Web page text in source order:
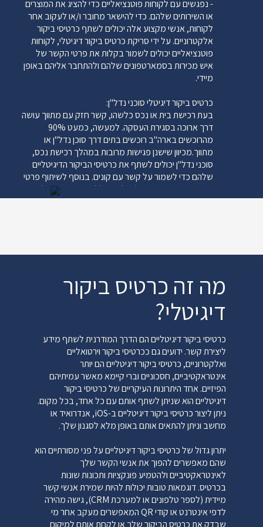
5. מדיה חברתית עמוד אינסטגרם עמוד לינקדאין פרופיל
פייסבוק ערוץ יוטיוב טוויטר חשבון TikTok ועוד. ‍ הצג את
ערוצי המדיה החברתית עם הביצועים הטובים ביותר שלך.
או הפוסטים האחרונים שלך עם כרטיס ביקור דיגיטלי של
Appsoft. ‍
- נפגשים עם לקוחות פוטנציאליים כדי להציג את המוצרים
או השירותים שלהם. כדי להישאר מחובר ו/או לעקוב אחר
לקוחות, אנשי מקצוע אלה יכולים לשתף כרטיסי ביקור
אלקטרוניים. על ידי סריקת כרטיס ביקור דיגיטלי, לקוחות
פוטנציאליים יכולים לשמור בקלות את פרטי הקשר של
איש מכירות בסמארטפונים שלהם ולהתחבר אליהם באופן
מיידי.
כרטיס ביקור דיגיטלי סוכני נדל"ן:
בעת רכישת בית או נכס כלשהו, ​​קשר חזק עם מתווך עושה
דרך ארוכה בסגירת העסקה. למעשה, כמעט 90%
מהרוכשים בארה"ב רוכשים בתים דרך סוכן נדל"ן או
מתווך.מכיוון שישנן פגישות מרובות במהלך רכישת נכס,
סוכני נדל"ן יכולים לשתף את כרטיסי הביקור הדיגיטליים
שלהם כדי לשמור על קשר עם קונים. בנוסף לשיתוף פרטי
התקשרות, מתווכים יכולים לספק ללקוחות פוטנציאליים
מידע נוסף על ידי קישור כרטיסים אלקטרוניים אלה לאתרי
שיידרש. יתרה מכך, חברות שיווק שירותי בריאות יכולות
להשתמש בכרטיסי ביקור אלקטרוניים במקום בכרטיסי
ביקור מסורתיים כדי ליצור קשר מיידי עם נותני חסות וליצור
כרטיס ביקור דיגיטלי לאמנים ויוצרים:
לבסוף, אמנים - צלמים, שחקנים, מוזיקאים - יכולים גם
להשתמש בכרטיסי ביקור דיגיטליים כדי למצוא וללכוד
הזדמנויות חדשות. בכל פעם שאמן נפגש עם לקוח
פוטנציאלי, הוא יכול לשתף כרטיס ביקור אלקטרוני הכולל
את פרטי הקשר המלאים שלו וקישורים לעבודות
מעוניין, הוא יכול ליצור קשר עם היוצר לשיחות נוספות
בקלות רבה.
מה זה כרטיס ביקור
דיגיטלי?
כרטיסי ביקור דיגיטליים הם הדרך המודרנית לשתף מידע
ליצירת קשר. ידועים גם ככרטיסי ביקור וירטואליים
ואלקטרוניים, כרטיסי ביקור דיגיטליים הם יותר
אינטראקטיביים, חסכוניים וברי קיימא מאשר עמיתיהם
הפיזיים. אחד היתרונות העיקריים של כרטיסי ביקור
דיגיטליים הוא שניתן לשתף אותם עם כל אחד, בכל מקום.
ניתן ליצור כרטיסי ביקור דיגיטליים ב-iOS, אנדרואיד או
מחשב וניתן להתאים אותם באופן מלא לסגנון שלך.
יתרון גדול של כרטיסי ביקור דיגיטליים על פני מסורתיים הוא
שהם מאפשרים להפוך את אנשי הקשר שלך
לאינטראקטיביים ולהטמיע פונקציות ותכונות שונות
בכרטיס. דוגמאות טובות יכולות להיות שמירת אנשי קשר
מיידית (לספר טלפונים או למערכת CRM), גישה מהירה
לדפי אינטרנט או קודי QR המאפשרים מעקב אחר מי
שבדק את כרטיס הביקור שלך או לקחת אותם למיקום